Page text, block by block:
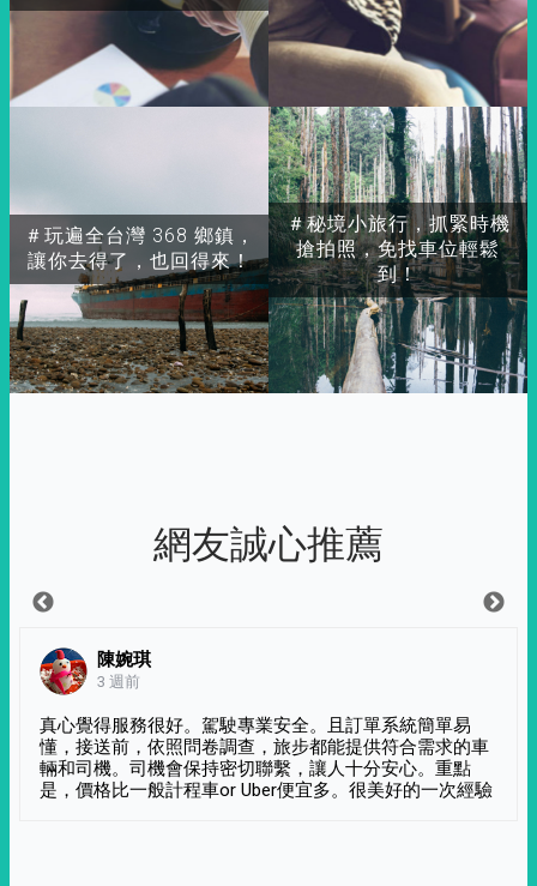
＃玩遍全台灣 368 鄉鎮，
讓你去得了，也回得來！
＃秘境小旅行，抓緊時機
搶拍照，免找車位輕鬆
到！
網友誠心推薦
陳婉琪
3 週前
真心覺得服務很好。駕駛專業安全。且訂單系統簡單易
懂，接送前，依照問卷調查，旅步都能提供符合需求的車
輛和司機。司機會保持密切聯繫，讓人十分安心。重點
是，價格比一般計程車or Uber便宜多。很美好的一次經驗